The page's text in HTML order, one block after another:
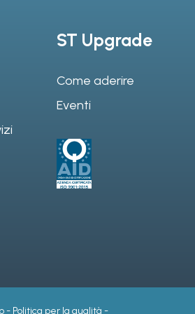
ST Upgrade
Come aderire
Eventi
- Politica per la qualità -